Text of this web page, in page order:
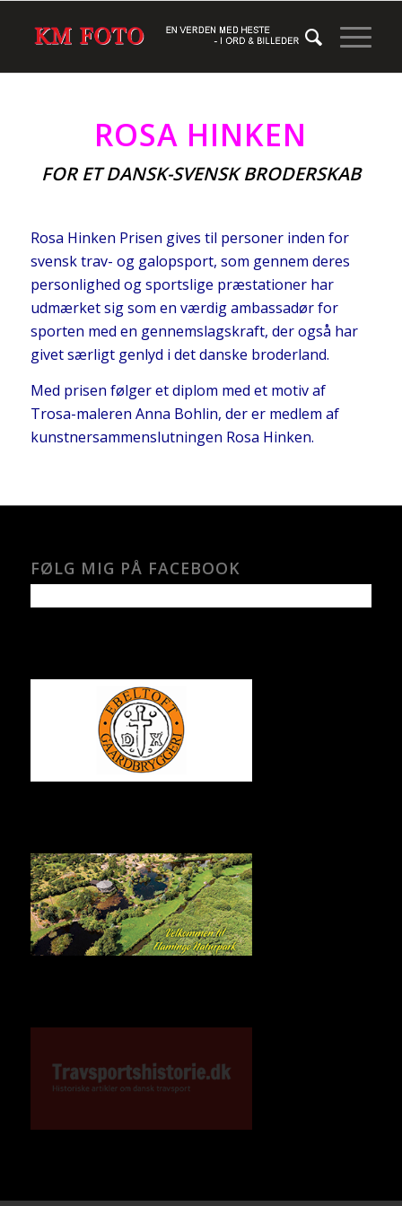
ROSA HINKEN
FOR ET DANSK-SVENSK BRODERSKAB
Rosa Hinken Prisen gives til personer inden for
svensk trav- og galopsport, som gennem deres
personlighed og sportslige præstationer har
udmærket sig som en værdig ambassadør for
sporten med en gennemslagskraft, der også har
givet særligt genlyd i det danske broderland.
Med prisen følger et diplom med et motiv af
Trosa-maleren Anna Bohlin, der er medlem af
kunstnersammenslutningen Rosa Hinken.
FØLG MIG PÅ FACEBOOK